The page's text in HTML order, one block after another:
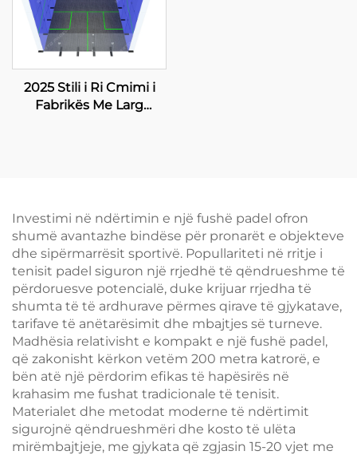
2025 Stili i Ri Cmimi i
Fabrikës Me Larg
Investimi në ndërtimin e një fushë padel ofron
shumë avantazhe bindëse për pronarët e objekteve
dhe sipërmarrësit sportivë. Popullariteti në rritje i
tenisit padel siguron një rrjedhë të qëndrueshme të
përdoruesve potencialë, duke krijuar rrjedha të
shumta të të ardhurave përmes qirave të gjykatave,
tarifave të anëtarësimit dhe mbajtjes së turneve.
Madhësia relativisht e kompakt e një fushë padel,
që zakonisht kërkon vetëm 200 metra katrorë, e
bën atë një përdorim efikas të hapësirës në
krahasim me fushat tradicionale të tenisit.
Materialet dhe metodat moderne të ndërtimit
sigurojnë qëndrueshmëri dhe kosto të ulëta
mirëmbajtjeje, me gjykata që zgjasin 15-20 vjet me